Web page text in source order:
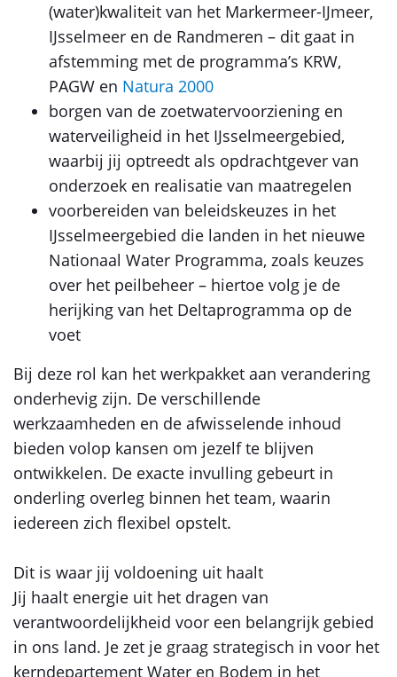
(water)kwaliteit van het Markermeer-IJmeer,
IJsselmeer en de Randmeren – dit gaat in
afstemming met de programma’s KRW,
PAGW en Natura 2000
borgen van de zoetwatervoorziening en
waterveiligheid in het IJsselmeergebied,
waarbij jij optreedt als opdrachtgever van
onderzoek en realisatie van maatregelen
voorbereiden van beleidskeuzes in het
IJsselmeergebied die landen in het nieuwe
Nationaal Water Programma, zoals keuzes
over het peilbeheer – hiertoe volg je de
herijking van het Deltaprogramma op de
voet
Bij deze rol kan het werkpakket aan verandering
onderhevig zijn. De verschillende
werkzaamheden en de afwisselende inhoud
bieden volop kansen om jezelf te blijven
ontwikkelen. De exacte invulling gebeurt in
onderling overleg binnen het team, waarin
iedereen zich flexibel opstelt.
Dit is waar jij voldoening uit haalt
Jij haalt energie uit het dragen van
verantwoordelijkheid voor een belangrijk gebied
in ons land. Je zet je graag strategisch in voor het
kerndepartement Water en Bodem in het